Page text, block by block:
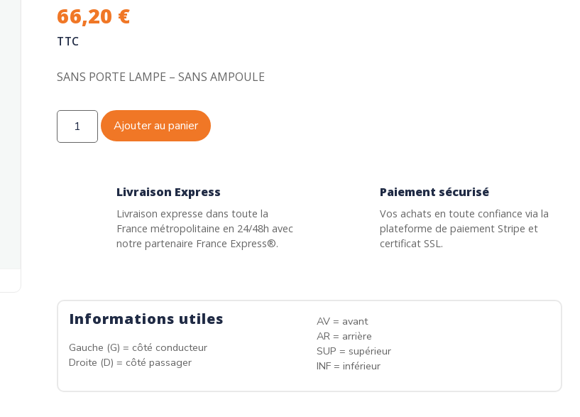
66,20 €
TTC
SANS PORTE LAMPE – SANS AMPOULE
Ajouter au panier
Livraison Express
Livraison expresse dans toute la
France métropolitaine en 24/48h avec
notre partenaire France Express®.
Paiement sécurisé
Vos achats en toute confiance via la
plateforme de paiement Stripe et
certificat SSL.
Informations utiles
Gauche (G) = côté conducteur
Droite (D) = côté passager
AV = avant
AR = arrière
SUP = supérieur
INF = inférieur